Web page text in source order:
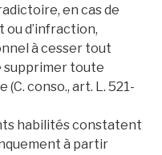
en cas de
d’infraction,
à cesser tout
supprimer toute
conso., art. L. 521-
habilités constatent
à partir